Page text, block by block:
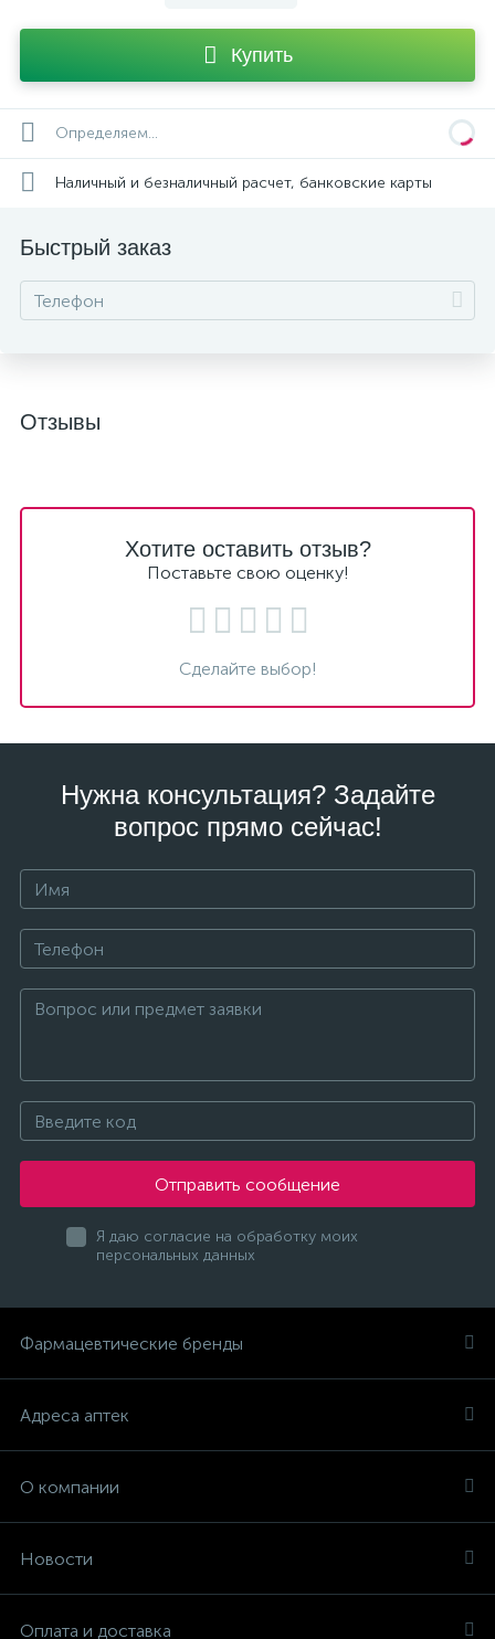
Купить
Определяем...
Наличный и безналичный расчет, банковские карты
Быстрый заказ
Отзывы
Хотите оставить отзыв?
Поставьте свою оценку!
Сделайте выбор!
Нужна консультация? Задайте
вопрос прямо сейчас!
Отправить сообщение
Я даю согласие на обработку моих
персональных данных
Фармацевтические бренды
Адреса аптек
О компании
Новости
Оплата и доставка